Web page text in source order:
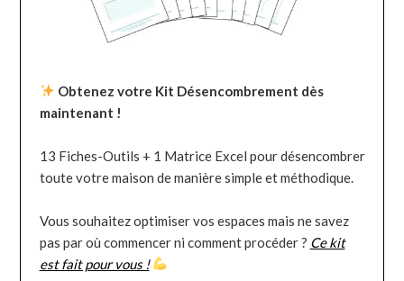
Obtenez votre Kit Désencombrement dès
maintenant !
13 Fiches-Outils + 1 Matrice Excel pour désencombrer
toute votre maison de manière simple et méthodique.
Vous souhaitez optimiser vos espaces mais ne savez
pas par où commencer ni comment procéder ? Ce kit
est fait pour vous !